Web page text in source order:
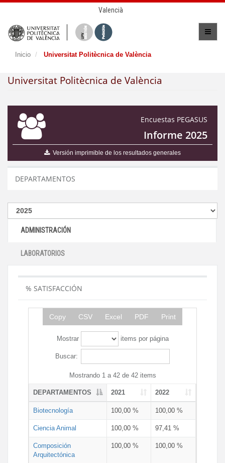
Valencià
Inicio Universitat Politècnica de València
Universitat Politècnica de València
Encuestas PEGASUS
Informe 2025
Versión imprimible de los resultados generales
DEPARTAMENTOS
ADMINISTRACIÓN
LABORATORIOS
% SATISFACCIÓN
Copy CSV Excel PDF Print
Mostrar items por página
Buscar:
Mostrando 1 a 42 de 42 items
DEPARTAMENTOS 2021 2022
Biotecnología 100,00 % 100,00 %
Ciencia Animal 100,00 % 97,41 %
Composición
Arquitectónica
100,00 % 100,00 %